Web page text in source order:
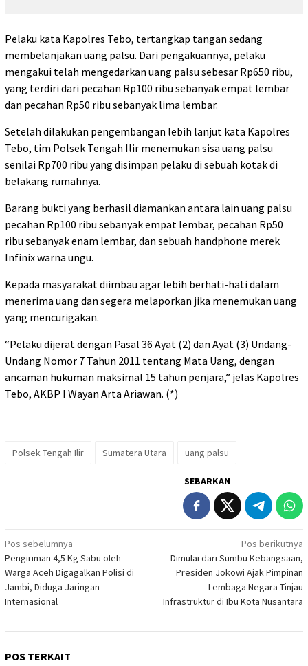
Pelaku kata Kapolres Tebo, tertangkap tangan sedang
membelanjakan uang palsu. Dari pengakuannya, pelaku
mengakui telah mengedarkan uang palsu sebesar Rp650 ribu,
yang terdiri dari pecahan Rp100 ribu sebanyak empat lembar
dan pecahan Rp50 ribu sebanyak lima lembar.
Setelah dilakukan pengembangan lebih lanjut kata Kapolres
Tebo, tim Polsek Tengah Ilir menemukan sisa uang palsu
senilai Rp700 ribu yang disimpan pelaku di sebuah kotak di
belakang rumahnya.
Barang bukti yang berhasil diamankan antara lain uang palsu
pecahan Rp100 ribu sebanyak empat lembar, pecahan Rp50
ribu sebanyak enam lembar, dan sebuah handphone merek
Infinix warna ungu.
Kepada masyarakat diimbau agar lebih berhati-hati dalam
menerima uang dan segera melaporkan jika menemukan uang
yang mencurigakan.
“Pelaku dijerat dengan Pasal 36 Ayat (2) dan Ayat (3) Undang-
Undang Nomor 7 Tahun 2011 tentang Mata Uang, dengan
ancaman hukuman maksimal 15 tahun penjara,” jelas Kapolres
Tebo, AKBP I Wayan Arta Ariawan. (*)
Polsek Tengah Ilir Sumatera Utara uang palsu
SEBARKAN
Navigasi
pos
Pos sebelumnya
Pengiriman 4,5 Kg Sabu oleh
Warga Aceh Digagalkan Polisi di
Jambi, Diduga Jaringan
Internasional
Pos berikutnya
Dimulai dari Sumbu Kebangsaan,
Presiden Jokowi Ajak Pimpinan
Lembaga Negara Tinjau
Infrastruktur di Ibu Kota Nusantara
POS TERKAIT